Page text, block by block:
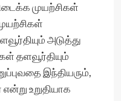
முயற்சிகள்
அடுத்து
தளவூர்தியும்
இந்தியரும்,
உறுதியாக